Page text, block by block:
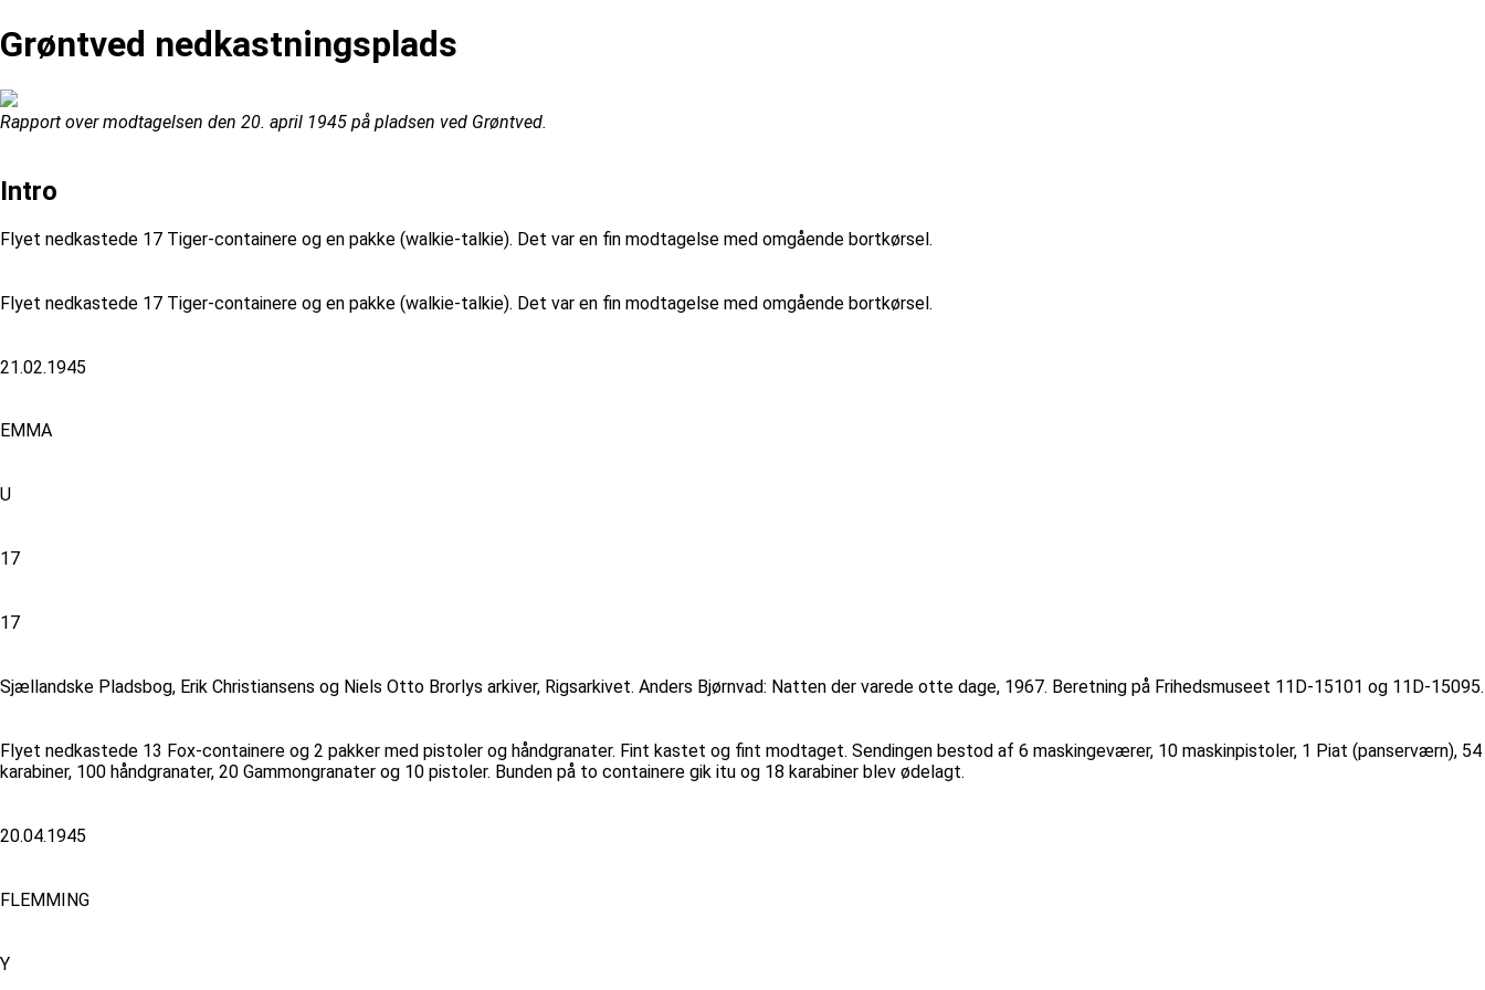
Grøntved nedkastningsplads
Rapport over modtagelsen den 20. april 1945 på pladsen ved Grøntved.
Intro
Flyet nedkastede 17 Tiger-containere og en pakke (walkie-talkie). Det var en fin modtagelse med omgående bortkørsel.
Flyet nedkastede 17 Tiger-containere og en pakke (walkie-talkie). Det var en fin modtagelse med omgående bortkørsel.
21.02.1945
EMMA
U
17
17
Sjællandske Pladsbog, Erik Christiansens og Niels Otto Brorlys arkiver, Rigsarkivet. Anders Bjørnvad: Natten der varede otte dage, 1967. Beretning på Frihedsmuseet 11D-15101 og 11D-15095.
Flyet nedkastede 13 Fox-containere og 2 pakker med pistoler og håndgranater. Fint kastet og fint modtaget. Sendingen bestod af 6 maskingeværer, 10 maskinpistoler, 1 Piat (panserværn), 54
karabiner, 100 håndgranater, 20 Gammongranater og 10 pistoler. Bunden på to containere gik itu og 18 karabiner blev ødelagt.
20.04.1945
FLEMMING
Y